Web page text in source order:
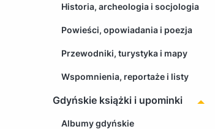
Historia, archeologia i socjologia
Powieści, opowiadania i poezja
Przewodniki, turystyka i mapy
Wspomnienia, reportaże i listy
Gdyńskie książki i upominki
Albumy gdyńskie